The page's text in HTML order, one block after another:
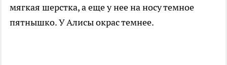
мягкая шерстка, а еще у нее на носу темное
пятнышко. У Алисы окрас темнее.